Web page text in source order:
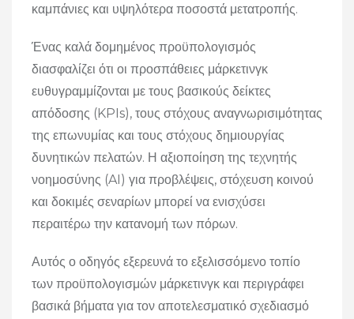
καμπάνιες και υψηλότερα ποσοστά μετατροπής.
Ένας καλά δομημένος προϋπολογισμός
διασφαλίζει ότι οι προσπάθειες μάρκετινγκ
ευθυγραμμίζονται με τους βασικούς δείκτες
απόδοσης (KPIs), τους στόχους αναγνωρισιμότητας
της επωνυμίας και τους στόχους δημιουργίας
δυνητικών πελατών. Η αξιοποίηση της τεχνητής
νοημοσύνης (AI) για προβλέψεις, στόχευση κοινού
και δοκιμές σεναρίων μπορεί να ενισχύσει
περαιτέρω την κατανομή των πόρων.
Αυτός ο οδηγός εξερευνά το εξελισσόμενο τοπίο
των προϋπολογισμών μάρκετινγκ και περιγράφει
βασικά βήματα για τον αποτελεσματικό σχεδιασμό